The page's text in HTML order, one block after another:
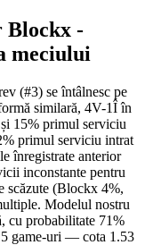
Blockx -
meciului
(#3) se întâlnesc pe
similară, 4V-1Î în
15% primul serviciu
primul serviciu intrat
înregistrate anterior
inconstante pentru
scăzute (Blockx 4%,
Modelul nostru
cu probabilitate 71%
game-uri — cota 1.53